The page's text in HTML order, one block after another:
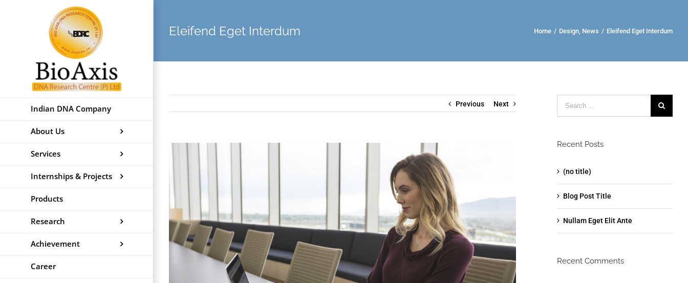
Indian DNA Company
About Us
Services
Internships & Projects
Products
Research
Achievement
Career
Eleifend Eget Interdum Home / Design News / Eleifend Eget Interdum
Previous Next
for:
Recent Posts
(no title)
Blog Post Title
Nullam Eget Elit Ante
Recent Comments